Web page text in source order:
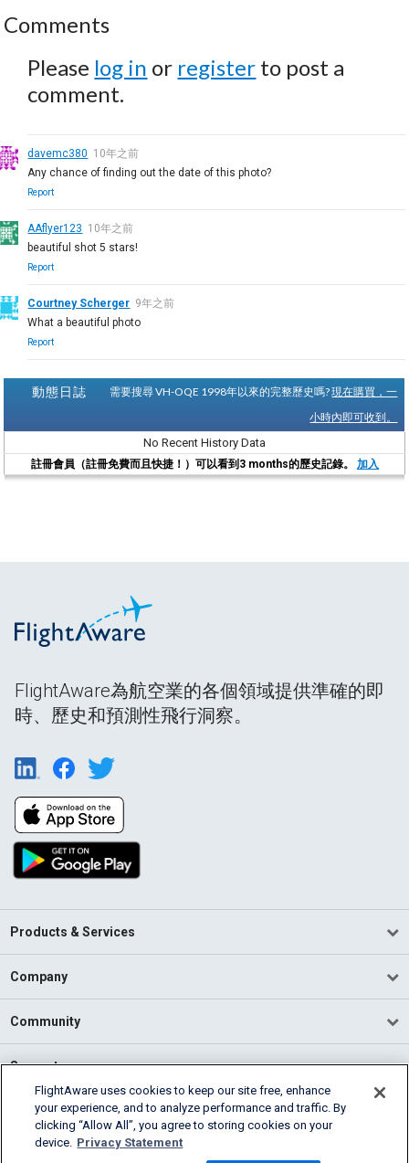
Comments
Please log in or register to post a
comment.
davemc380 10年之前
Any chance of finding out the date of this photo?
Report
AAflyer123 10年之前
beautiful shot 5 stars!
Report
Courtney Scherger 9年之前
What a beautiful photo
Report
動態日誌 需要搜尋 VH-OQE 1998年以來的完整歷史嗎?現在購買，一
小時內即可收到。
No Recent History Data
註冊會員（註冊免費而且快捷！）可以看到3 months的歷史記錄。 加入
FlightAware為航空業的各個領域提供準確的即
時、歷史和預測性飛行洞察。
Products & Services
Company
Community
Support
English (USA)
2026 FlightAware
FlightAware uses cookies to keep our site free, enhance
your experience, and to analyze performance and traffic. By
clicking “Allow All”, you agree to storing cookies on your
device. Privacy Statement